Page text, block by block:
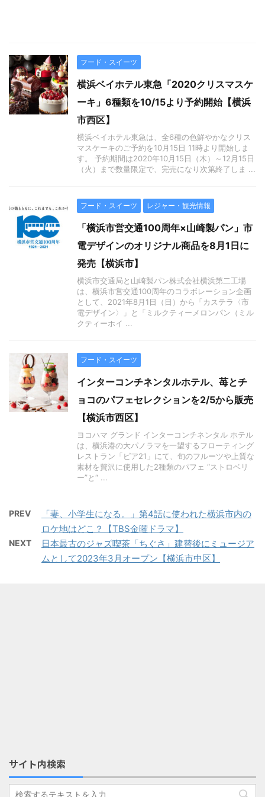
フード・スイーツ
横浜ベイホテル東急「2020クリスマスケ
ーキ」6種類を10/15より予約開始【横浜
市西区】
横浜ベイホテル東急は、全6種の色鮮やかなクリス
マスケーキのご予約を10月15日 11時より開始しま
す。 予約期間は2020年10月15日（木）～12月15日
（火）まで数量限定で、完売になり次第終了しま ...
フード・スイーツ レジャー・観光情報
「横浜市営交通100周年×山崎製パン」市
電デザインのオリジナル商品を8月1日に
発売【横浜市】
横浜市交通局と山崎製パン株式会社横浜第二工場
は、横浜市営交通100周年のコラボレーション企画
として、2021年8月1日（日）から「カステラ〈市
電デザイン〉」と「ミルクティーメロンパン（ミル
クティーホイ ...
フード・スイーツ
インターコンチネンタルホテル、苺とチ
ョコのパフェセレクションを2/5から販売
【横浜市西区】
ヨコハマ グランド インターコンチネンタル ホテル
は、横浜港の大パノラマを一望するフローティング
レストラン「ピア21」にて、旬のフルーツや上質な
素材を贅沢に使用した2種類のパフェ “ストロベリ
ー”と“ ...
PREV
「妻、小学生になる。」第4話に使われた横浜市内の
ロケ地はどこ？【TBS金曜ドラマ】
NEXT
日本最古のジャズ喫茶「ちぐさ」建替後にミュージア
ムとして2023年3月オープン【横浜市中区】
サイト内検索